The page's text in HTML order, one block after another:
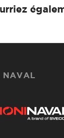
NAVAL